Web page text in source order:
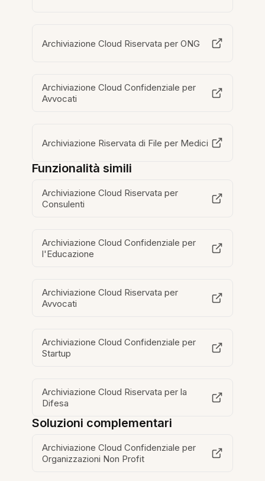
Archiviazione Cloud Riservata per ONG
Archiviazione Cloud Confidenziale per
Avvocati
Archiviazione Riservata di File per Medici
Funzionalità simili
Archiviazione Cloud Riservata per
Consulenti
Archiviazione Cloud Confidenziale per
l'Educazione
Archiviazione Cloud Riservata per
Avvocati
Archiviazione Cloud Confidenziale per
Startup
Archiviazione Cloud Riservata per la
Difesa
Soluzioni complementari
Archiviazione Cloud Confidenziale per
Organizzazioni Non Profit